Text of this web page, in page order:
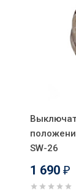
SW-26
1 690 ₽